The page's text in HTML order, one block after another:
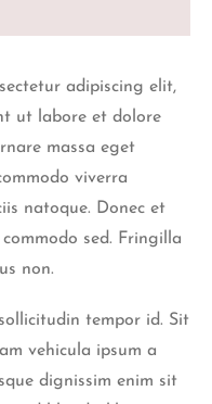
adipiscing elit,
ut labore et dolore
massa eget
viverra
natoque. Donec et
sed. Fringilla
non.
tempor id. Sit
vehicula ipsum a
dignissim enim sit